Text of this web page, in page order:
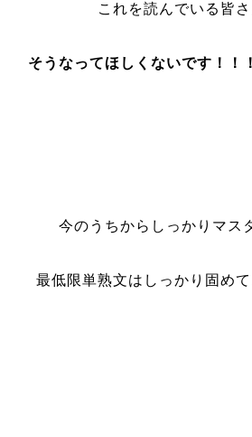
これを読んでいる皆
そうなってほしくないです！！
今のうちからしっかりマス
最低限単熟文はしっかり固めて